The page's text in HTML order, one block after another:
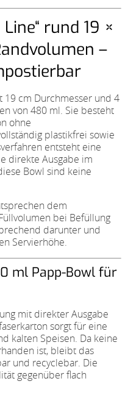
rund 19 ×
–
19 cm Durchmesser und 4
von 480 ml. Sie besteht
ohne
plastikfrei sowie
entsteht eine
direkte Ausgabe im
Bowl sind keine
dem
bei Befüllung
darunter und
Servierhöhe.
ml Papp-Bowl für
mit direkter Ausgabe
sorgt für eine
kalten Speisen. Da keine
ist, bleibt das
und recyclebar. Die
gegenüber flach